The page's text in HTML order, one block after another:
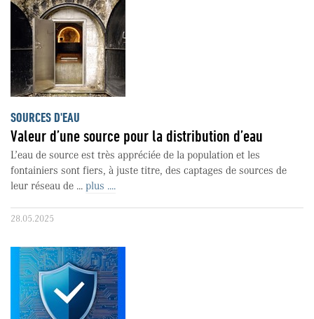
SOURCES D'EAU
Valeur d’une source pour la distri­bution d’eau
L’eau de source est très appréciée de la population et les
fontainiers sont fiers, à juste titre, des captages de sources de
leur réseau de ... plus ....
28.05.2025